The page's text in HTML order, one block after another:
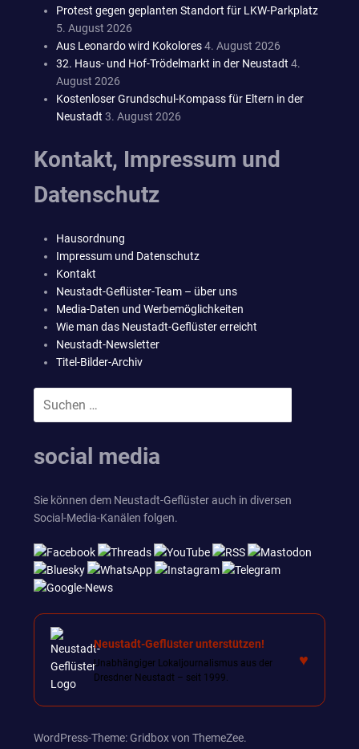
Protest gegen geplanten Standort für LKW-Parkplatz
5. August 2026
Aus Leonardo wird Kokolores4. August 2026
32. Haus- und Hof-Trödelmarkt in der Neustadt 4.
August 2026
Kostenloser Grundschul-Kompass für Eltern in der
Neustadt 3. August 2026
Kontakt, Impressum und
Datenschutz
Hausordnung
Impressum und Datenschutz
Kontakt
Neustadt-Geflüster-Team – über uns
Media-Daten und Werbemöglichkeiten
Wie man das Neustadt-Geflüster erreicht
Neustadt-Newsletter
Titel-Bilder-Archiv
social media
Sie können dem Neustadt-Geflüster auch in diversen
Social-Media-Kanälen folgen.
Neustadt-Geflüster unterstützen!
Unabhängiger Lokaljournalismus aus der
Dresdner Neustadt – seit 1999.
♥
WordPress-Theme: Gridbox von ThemeZee.